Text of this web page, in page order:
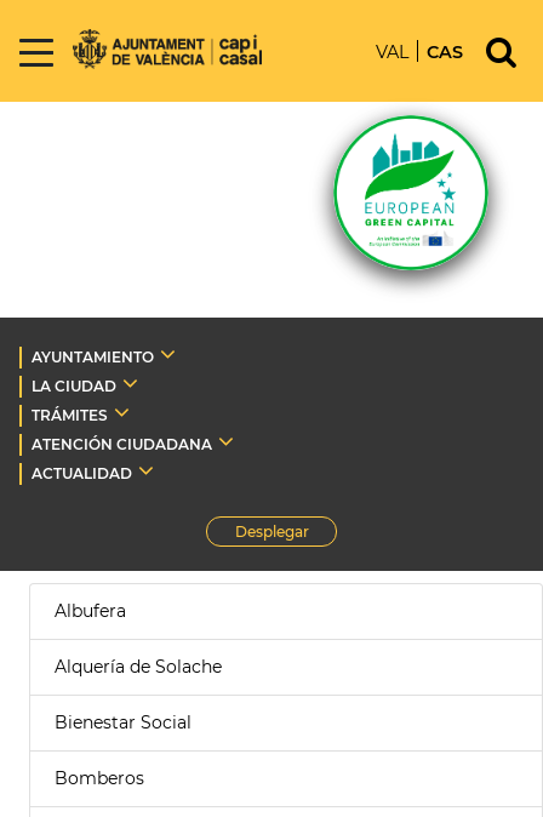
VAL CAS
AYUNTAMIENTO
LA CIUDAD
TRÁMITES
ATENCIÓN CIUDADANA
ACTUALIDAD
Desplegar
Albufera
Alquería de Solache
Bienestar Social
Bomberos